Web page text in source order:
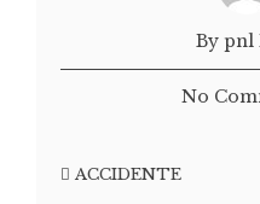
By pnl
No
ACCIDENTE